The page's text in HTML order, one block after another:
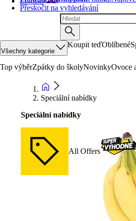
Přeskočit na vyhledávání
Všechny kategorie
Koupit teďOblíbené
Top výběrZpátky do školyNovinkyOvoce
Speciální nabídky
Speciální nabídky
All Offers